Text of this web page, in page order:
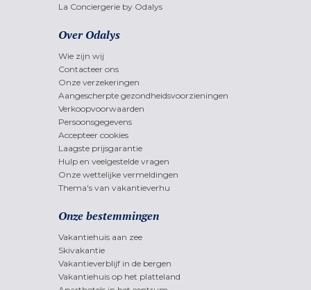
La Conciergerie by Odalys
Over Odalys
Wie zijn wij
Contacteer ons
Onze verzekeringen
Aangescherpte gezondheidsvoorzieningen
Verkoopvoorwaarden
Persoonsgegevens
Accepteer cookies
Laagste prijsgarantie
Hulp en veelgestelde vragen
Onze wettelijke vermeldingen
Thema's van vakantieverhu
Onze bestemmingen
Vakantiehuis aan zee
Skivakantie
Vakantieverblijf in de bergen
Vakantiehuis op het platteland